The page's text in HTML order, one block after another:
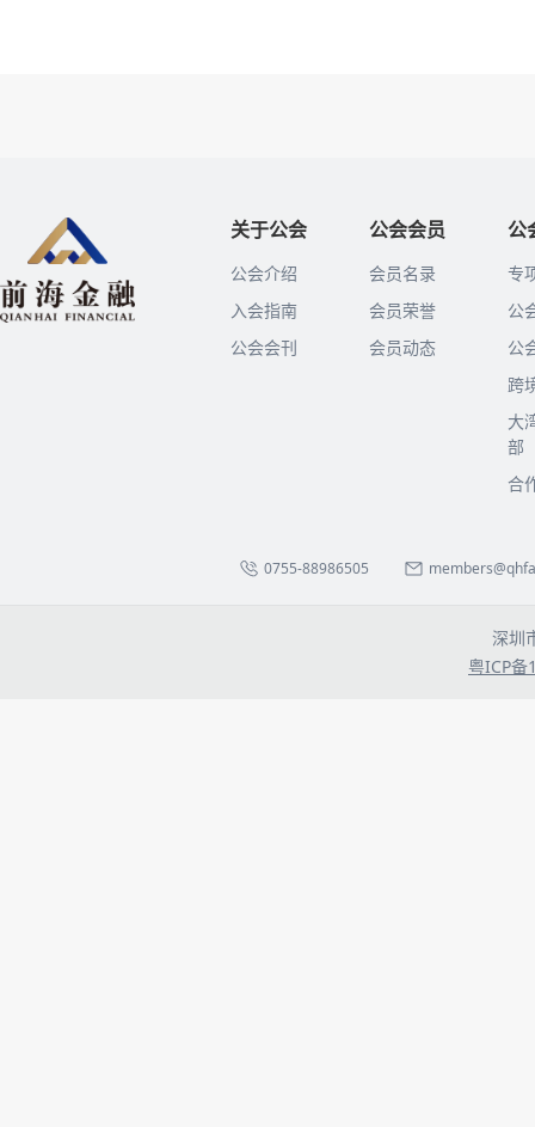
关于公会
公会介绍
入会指南
公会会刊
公会会员
会员名录
会员荣誉
会员动态
公
专
公
公
跨
大
部
合
0755-88986505
深圳
粤ICP